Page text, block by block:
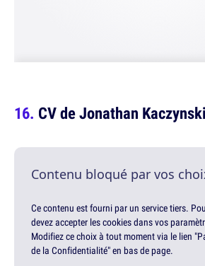
CV de Jonathan Kaczynski
Contenu bloqué par vos
Ce contenu est fourni par un service tiers.
devez accepter les cookies dans vos
Modifiez ce choix à tout moment via le lien
de la Confidentialité" en bas de page.